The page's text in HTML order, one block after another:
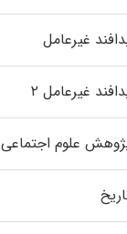
غیرعامل
غیرعامل ۲
علوم اجتماعی